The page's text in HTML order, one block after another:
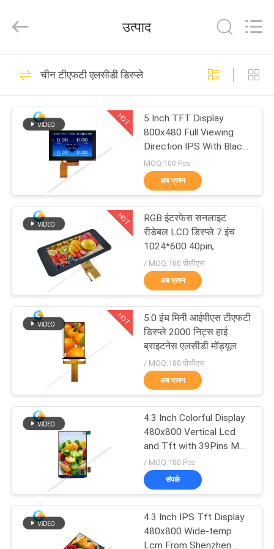
उत्पाद
कारखाने
गुणवत्ता
नियंत्रण
संपर्क
करें
साइटमैप
Optoelectronic
Rights
छोटी एलसीडी टच स्क्रीन
190
टीएफटी एलसीडी डिस्प्ले
237
टीएफटी एलसीडी
कैपेसिटिव टचस्क्रीन
एलसीडी डिस्प्ले मॉड्यूल
उत्पाद
चीन टीएफटी एलसीडी डिस्प्ले
HOT
5 Inch TFT Display
800x480 Full Viewing
Direction IPS With Black
Glass Cover
MOQ:100 Pcs
अब प्रश्न
HOT
RGB इंटरफेस सनलाइट
रीडेबल LCD डिस्प्ले 7 इंच
1024*600 40pin,
/ MOQ:100 पीसीएस
अब प्रश्न
HOT
5.0 इंच मिनी आईपीएस टीएफटी
डिस्प्ले 2000 निट्स हाई
ब्राइटनेस एलसीडी मॉड्यूल
/ MOQ:100 पीसीएस
अब प्रश्न
4.3 Inch Colorful Display
480x800 Vertical Lcd
and Tft with 39Pins MCU
Interface
/ MOQ:100 Pcs
संपर्क
4.3 Inch IPS Tft Display
480x800 Wide-temp
Lcm From Shenzhen